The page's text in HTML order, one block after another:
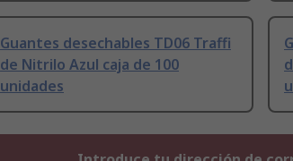
Guantes desechables TD06 Traffi
de Nitrilo Azul caja de 100
unidades